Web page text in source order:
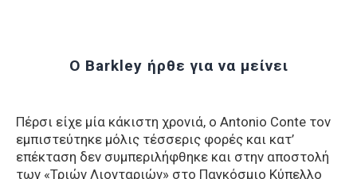
Ο Barkley ήρθε για να μείνει
Πέρσι είχε μία κάκιστη χρονιά, ο Antonio Conte τον
εμπιστεύτηκε μόλις τέσσερις φορές και κατ’
επέκταση δεν συμπεριλήφθηκε και στην αποστολή
των «Τριών Λιονταριών» στο Παγκόσμιο Κύπελλο